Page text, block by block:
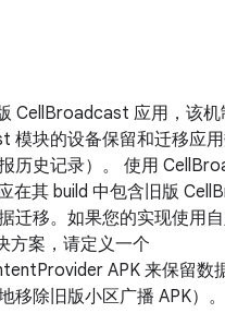
CellBroadcast 应用，该
模块的设备保留和迁移应
历史记录）。 使用
在其 build 中包含旧版
迁移。如果您的实现使用
方案，请定义一个
APK 来保留数
移除旧版小区广播 APK）。